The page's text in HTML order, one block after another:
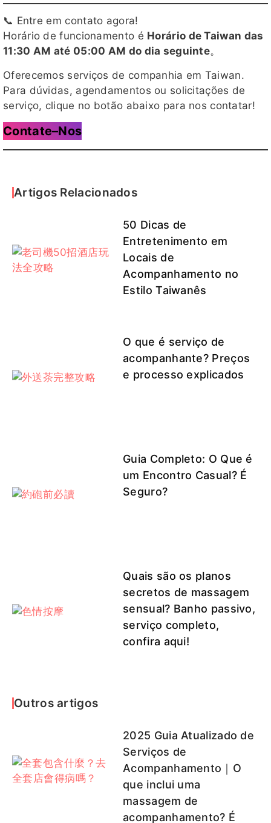
📞 Entre em contato agora!
Horário de funcionamento é Horário de Taiwan das
11:30 AM até 05:00 AM do dia seguinte。
Oferecemos serviços de companhia em Taiwan.
Para dúvidas, agendamentos ou solicitações de
serviço, clique no botão abaixo para nos contatar!
Contate–Nos
Artigos Relacionados
50 Dicas de
Entretenimento em
Locais de
Acompanhamento no
Estilo Taiwanês
O que é serviço de
acompanhante? Preços
e processo explicados
Guia Completo: O Que é
um Encontro Casual? É
Seguro?
Quais são os planos
secretos de massagem
sensual? Banho passivo,
serviço completo,
confira aqui!
Outros artigos
2025 Guia Atualizado de
Serviços de
Acompanhamento｜O
que inclui uma
massagem de
acompanhamento? É